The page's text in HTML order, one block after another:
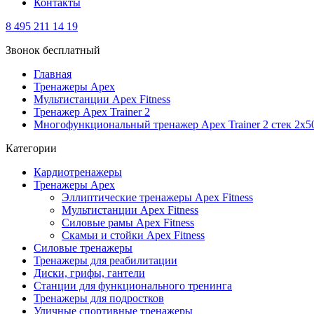
Контакты
8 495 211 14 19
Звонок бесплатный
Главная
Тренажеры Apex
Мультистанции Apex Fitness
Тренажер Apex Trainer 2
Многофункциональный тренажер Apex Trainer 2 стек
Категории
Кардиотренажеры
Тренажеры Apex
Эллиптические тренажеры Apex Fitness
Мультистанции Apex Fitness
Силовые рамы Apex Fitness
Скамьи и стойки Apex Fitness
Силовые тренажеры
Тренажеры для реабилитации
Диски, грифы, гантели
Станции для функционального тренинга
Тренажеры для подростков
Уличные спортивные тренажеры